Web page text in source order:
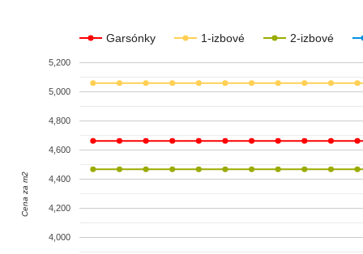
Garsónky 1-izbové 2-izbové
4,000
4,200
4,400
4,600
4,800
5,000
5,200
Cena za m2